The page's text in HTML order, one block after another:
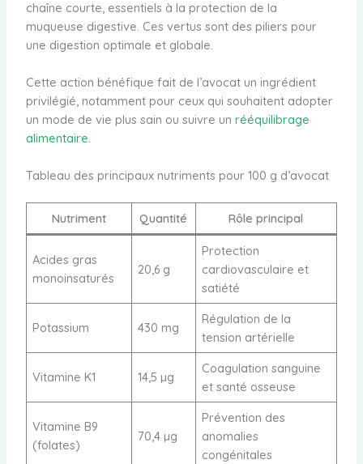
chaîne courte, essentiels à la protection de la
muqueuse digestive. Ces vertus sont des piliers pour
une digestion optimale et globale.
Cette action bénéfique fait de l’avocat un ingrédient
privilégié, notamment pour ceux qui souhaitent adopter
un mode de vie plus sain ou suivre un rééquilibrage
alimentaire.
Tableau des principaux nutriments pour 100 g d’avocat
Nutriment Quantité Rôle principal
Acides gras
monoinsaturés
20,6 g
Protection
cardiovasculaire et
satiété
Potassium 430 mg
Régulation de la
tension artérielle
Vitamine K1 14,5 µg
Coagulation sanguine
et santé osseuse
Vitamine B9
(folates)
70,4 µg
Prévention des
anomalies
congénitales